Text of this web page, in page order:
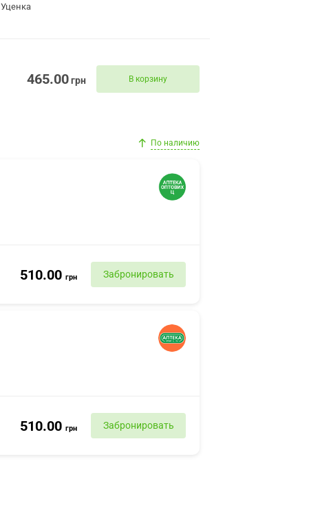
Уценка
465.00грн В корзину
По наличию
510.00 грн Забронировать
510.00 грн Забронировать